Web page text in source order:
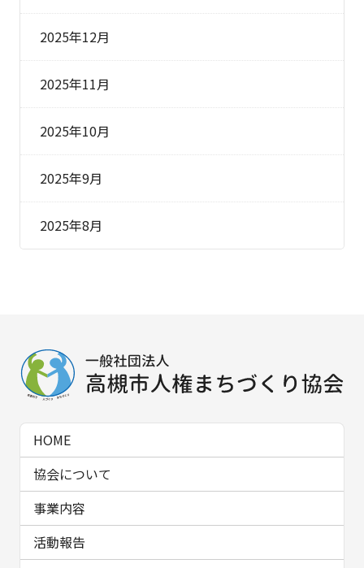
2025年12月
2025年11月
2025年10月
2025年9月
2025年8月
HOME
協会について
事業内容
活動報告